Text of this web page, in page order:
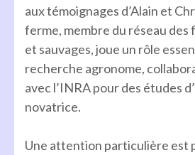
aux témoignages d’Alain et
ferme, membre du réseau des
et sauvages, joue un rôle
recherche agronome,
avec l’INRA pour des études
novatrice.
Une attention particulière est